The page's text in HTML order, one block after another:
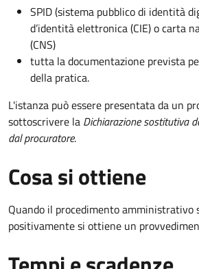
SPID (sistema pubblico di identità
d’identità elettronica (CIE) o carta
(CNS)
tutta la documentazione prevista
della pratica.
L'istanza può essere presentata da un
sottoscrivere la Dichiarazione sostitutiva
dal procuratore.
Cosa si ottiene
Quando il procedimento amministrativo
positivamente si ottiene un